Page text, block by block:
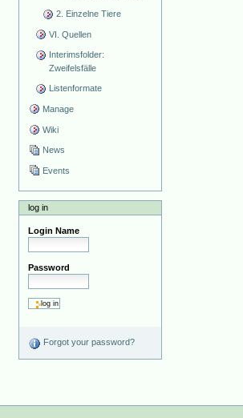
2. Einzelne Tiere
VI. Quellen
Interimsfolder:
Zweifelsfälle
Listenformate
Manage
Wiki
News
Events
log in
Login Name
Password
Forgot your password?